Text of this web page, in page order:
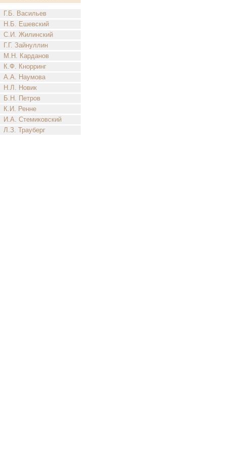
Г.Б. Васильев
Н.Б. Ешевский
С.И. Жилинский
Г.Г. Зайнуллин
М.Н. Карданов
К.Ф. Кнорринг
А.А. Наумова
Н.Л. Новик
Б.Н. Петров
К.И. Ренне
И.А. Стемиковский
Л.З. Трауберг